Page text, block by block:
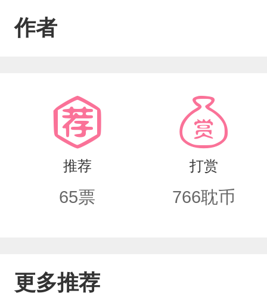
作者
推荐
65票
打赏
766耽币
更多推荐